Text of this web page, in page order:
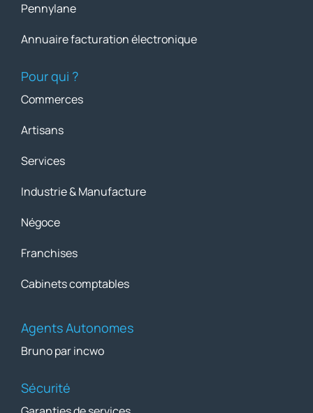
Pennylane
Annuaire facturation électronique
Pour qui ?
Commerces
Artisans
Services
Industrie & Manufacture
Négoce
Franchises
Cabinets comptables
Agents Autonomes
Bruno par incwo
Sécurité